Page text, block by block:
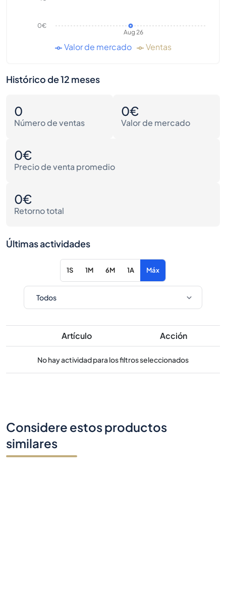
Aug 26
0€
Valor de mercado Ventas
Histórico de 12 meses
0
Número de ventas
0€
Valor de mercado
0€
Precio de venta promedio
0€
Retorno total
Últimas actividades
1S 1M 6M 1A Máx
Artículo Acción
No hay actividad para los filtros seleccionados
Considere estos productos
similares